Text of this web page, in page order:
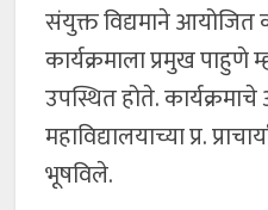
संयुक्त विद्यमाने
कार्यक्रमाला प्रमुख पाहुणे
उपस्थित होते. कार्यक्रमाचे
महाविद्यालयाच्या प्र.
भूषविले.